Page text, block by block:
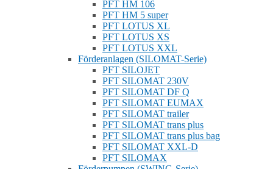
PFT HM 106
PFT HM 5 super
PFT LOTUS XL
PFT LOTUS XS
PFT LOTUS XXL
Förderanlagen (SILOMAT-Serie)
PFT SILOJET
PFT SILOMAT 230V
PFT SILOMAT DF Q
PFT SILOMAT EUMAX
PFT SILOMAT trailer
PFT SILOMAT trans plus
PFT SILOMAT trans plus bag
PFT SILOMAT XXL-D
PFT SILOMAX